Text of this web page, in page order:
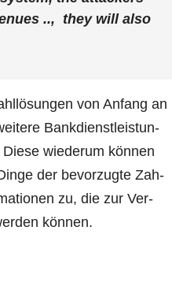
.., they will also
von Anfang an
Bank­dienst­leis­tun­
wie­der­um kön­nen
der bevor­zug­te Zah­
zu, die zur Ver­
können.